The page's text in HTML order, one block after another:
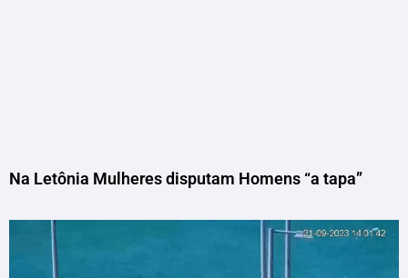
Na Letônia Mulheres disputam Homens “a tapa”